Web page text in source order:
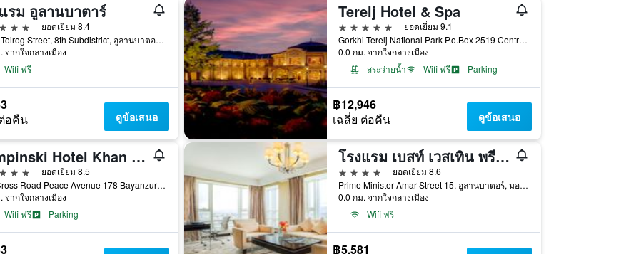
รม อูลานบาตาร์
ยอดเยี่ยม 8.4
Baiga Toirog Street, 8th Subdistrict, อูลานบาตอร์, มองโกเลีย
จากใจกลางเมือง
Wifi ฟรี
อคืน ดูข้อเสนอ
Terelj Hotel & Spa
5 ดาว
ยอดเยี่ยม 9.1
Gorkhi Terelj National Park P.o.Box 2519 Central Post, อูลานบาตอร์, มองโกเลีย
0.0 กม. จากใจกลางเมือง
สระว่ายน้ำ
Wifi ฟรี Parking
฿12,946
เฉลี่ย ต่อคืน ดูข้อเสนอ
Kempinski Hotel Khan Palace Ulaanbaatar
ยอดเยี่ยม 8.5
East Cross Road Peace Avenue 178 Bayanzurkh Distri, 178 ., อูลานบาตอร์, มองโกเลีย
จากใจกลางเมือง
Wifi ฟรี
Parking
โรงแรม เบสท์ เวสเทิน พรีเมียร์ ตูชิน
4 ดาว
ยอดเยี่ยม 8.6
Prime Minister Amar Street 15, อูลานบาตอร์, มองโกเลีย
0.0 กม. จากใจกลางเมือง
Wifi ฟรี
฿5,581